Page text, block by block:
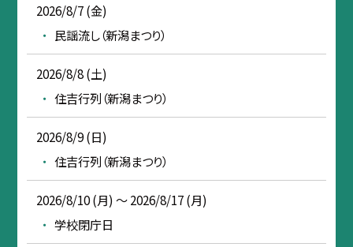
2026/8/7 (金)
民謡流し（新潟まつり）
2026/8/8 (土)
住吉行列（新潟まつり）
2026/8/9 (日)
住吉行列（新潟まつり）
2026/8/10 (月) ～ 2026/8/17 (月)
学校閉庁日